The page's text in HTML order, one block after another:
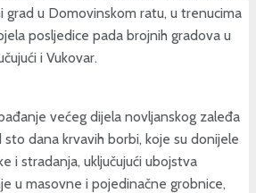
u Domovinskom ratu, u trenucima
posljedice pada brojnih gradova u
i Vukovar.
većeg dijela novljanskog zaleđa
dana krvavih borbi, koje su donijele
i stradanja, uključujući ubojstva
u masovne i pojedinačne grobnice,